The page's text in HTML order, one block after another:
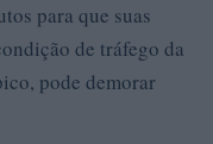
para que suas
de tráfego da
pode demorar